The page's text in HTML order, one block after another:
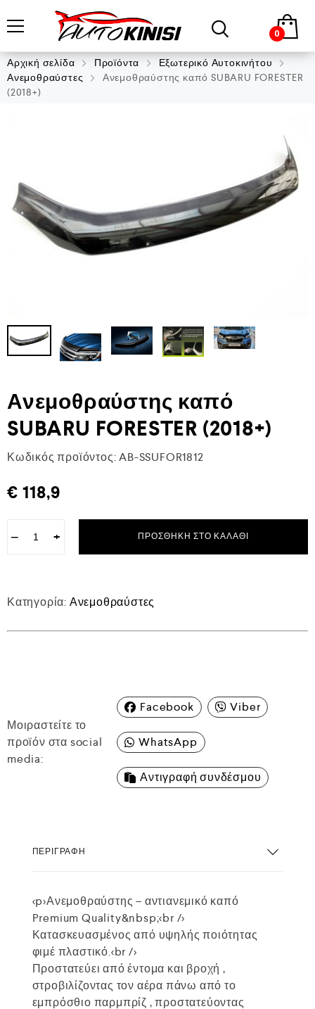
0
Αρχική σελίδα Προϊόντα
Εξωτερικό Αυτοκινήτου
Ανεμοθραύστες
Ανεμοθραύστης καπό SUBARU FORESTER
(2018+)
Ανεμοθραύστης καπό
SUBARU FORESTER (2018+)
Κωδικός προϊόντος: AB-SSUFOR1812
€ 118,9
− + ΠΡΟΣΘΉΚΗ ΣΤΟ ΚΑΛΆΘΙ
Κατηγορία: Ανεμοθραύστες
Μοιραστείτε το
προϊόν στα social
media:
Facebook Viber
WhatsApp
Αντιγραφή συνδέσμου
ΠΕΡΙΓΡΑΦΉ
<p>Ανεμοθραύστης – αντιανεμικό καπό
Premium Quality&nbsp;<br />
Κατασκευασμένος από υψηλής ποιότητας
φιμέ πλαστικό.<br />
Προστατεύει από έντομα και βροχή ,
στροβιλίζοντας τον αέρα πάνω από το
εμπρόσθιο παρμπρίζ , προστατεύοντας